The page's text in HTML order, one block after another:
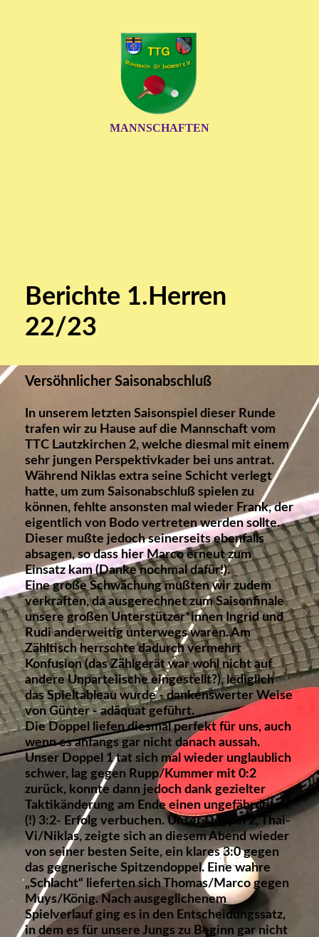
MANNSCHAFTEN
Berichte 1.Herren
22/23
Versöhnlicher Saisonabschluß
In unserem letzten Saisonspiel dieser Runde
trafen wir zu Hause auf die Mannschaft vom
TTC Lautzkirchen 2, welche diesmal mit einem
sehr jungen Perspektivkader bei uns antrat.
Während Niklas extra seine Schicht verlegt
hatte, um zum Saisonabschluß spielen zu
können, fehlte ansonsten mal wieder Frank, der
eigentlich von Bodo vertreten werden sollte.
Dieser mußte jedoch seinerseits ebenfalls
absagen, so dass hier Marco erneut zum
Einsatz kam (Danke nochmal dafür!).
Eine große Schwächung mußten wir zudem
verkraften, da ausgerechnet zum Saisonfinale
unsere großen Unterstützer*innen Ingrid und
Rudi anderweitig unterwegs waren. Am
Zähltisch herrschte dadurch vermehrt
Konfusion (das Zählgerät war wohl nicht auf
andere Unparteiische eingestellt?), lediglich
das Spieltableau wurde - dankenswerter Weise
von Günter - adäquat geführt.
Die Doppel liefen diesmal perfekt für uns, auch
wenn es anfangs gar nicht danach aussah.
Unser Doppel 1 tat sich mal wieder unglaublich
schwer, lag gegen Rupp/Kummer mit 0:2
zurück, konnte dann jedoch dank gezielter
Taktikänderung am Ende einen ungefährdeten
(!) 3:2- Erfolg verbuchen. Unser Doppel 2, Thai-
Vi/Niklas, zeigte sich an diesem Abend wieder
von seiner besten Seite, ein klares 3:0 gegen
das gegnerische Spitzendoppel. Eine wahre
„Schlacht“ lieferten sich Thomas/Marco gegen
Muys/König. Nach ausgeglichenem
Spielverlauf ging es in den Entscheidungssatz,
in dem es für unsere Jungs zu Beginn gar nicht